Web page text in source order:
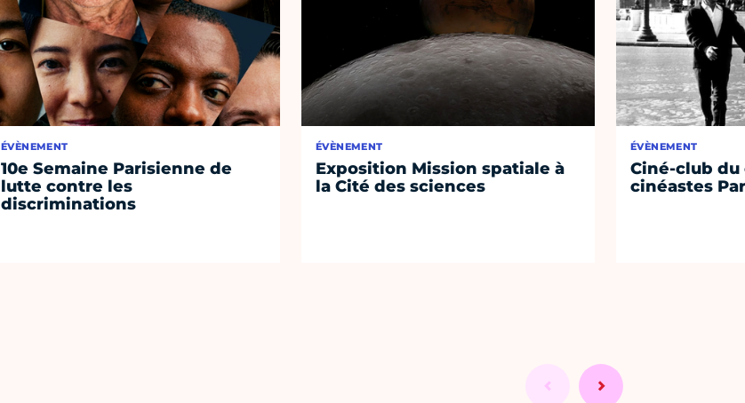
ÉVÈNEMENT
10e Semaine Parisienne de
lutte contre les
discriminations
ÉVÈNEMENT
Exposition Mission spatiale à
la Cité des sciences
ÉVÈNEMENT
Ciné-club du
cinéastes